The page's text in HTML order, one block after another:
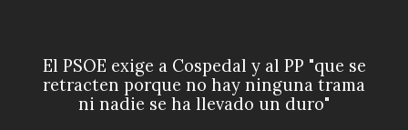
El PSOE exige a Cospedal y al PP "que se
retracten porque no hay ninguna trama
ni nadie se ha llevado un duro"